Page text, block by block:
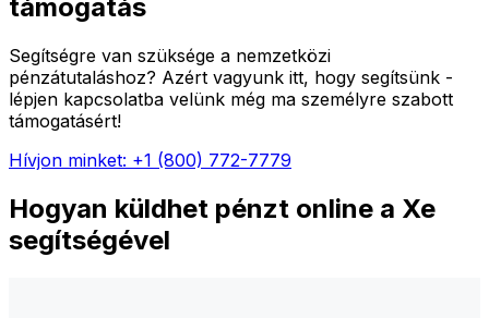
támogatás
Segítségre van szüksége a nemzetközi
pénzátutaláshoz? Azért vagyunk itt, hogy segítsünk -
lépjen kapcsolatba velünk még ma személyre szabott
támogatásért!
Hívjon minket: +1 (800) 772-7779
Hogyan küldhet pénzt online a Xe
segítségével